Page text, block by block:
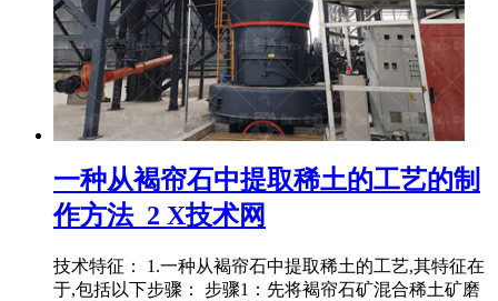
一种从褐帘石中提取稀土的工艺的制
作方法_2 X技术网
技术特征： 1.一种从褐帘石中提取稀土的工艺,其特征在
于,包括以下步骤： 步骤1：先将褐帘石矿混合稀土矿磨